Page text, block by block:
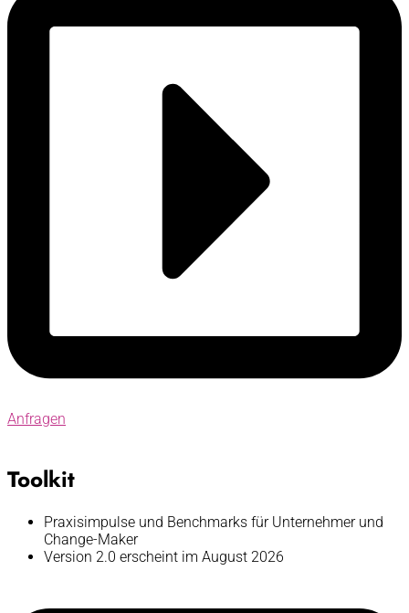
Anfragen
Toolkit
Praxisimpulse und Benchmarks für Unternehmer und
Change-Maker
Version 2.0 erscheint im August 2026